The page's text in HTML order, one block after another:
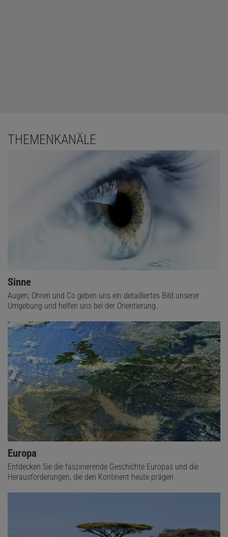
THEMENKANÄLE
Sinne
Augen, Ohren und Co geben uns ein detailliertes Bild unserer
Umgebung und helfen uns bei der Orientierung.
Europa
Entdecken Sie die faszinierende Geschichte Europas und die
Herausforderungen, die den Kontinent heute prägen